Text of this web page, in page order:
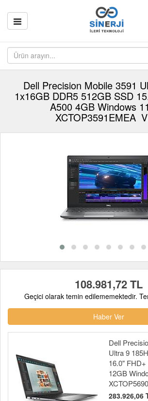
Dell Precision Mobile 3591
1x16GB DDR5 512GB SSD
A500 4GB Windows
108.981,72 TL
Geçici olarak temin edilememektedir.
Haber Ver
Dell
Ultra 9
16.0"
12GB
283.926,06